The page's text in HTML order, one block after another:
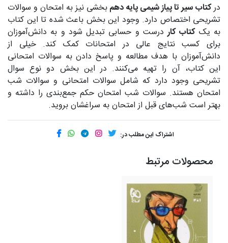
درکتاب سیر تا پیاز شیمی پایه دهمبخشی نیز به امتحان و سوالات
تشریحی اختصاص دارد. وجود این بخش باعث شده تا این کتاب
به یککتاب کاردرست و حسابی تبدیل شود و به دانش‌آموزان
برای کسب نتایج عالی در امتحانات کمک کند. خیلی از
دانش‌آموزان با هدف مطالعه و پاسخ دادن به سوالات امتحانی
این کتاب، آن را تهیه می‌کنند. در این بخش دو نوع سوال
تشریحی وجود دارد که شامل سوالات امتحانی و سوالات شب
امتحان هستند. سوالات شب امتحان حکم جمع‌بندی را داشته و
بهتر است شب‌های قبل از امتحان به سراغشان بروید.
اشتراک این مطلب در:
محصولات مرتبط